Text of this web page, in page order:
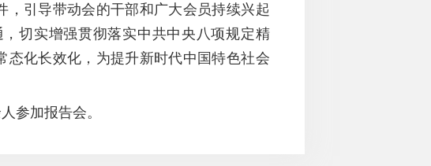
引导带动会的干部和广大会员持续兴起
切实增强贯彻落实中共中央八项规定精
化长效化，为提升新时代中国特色社会
参加报告会。